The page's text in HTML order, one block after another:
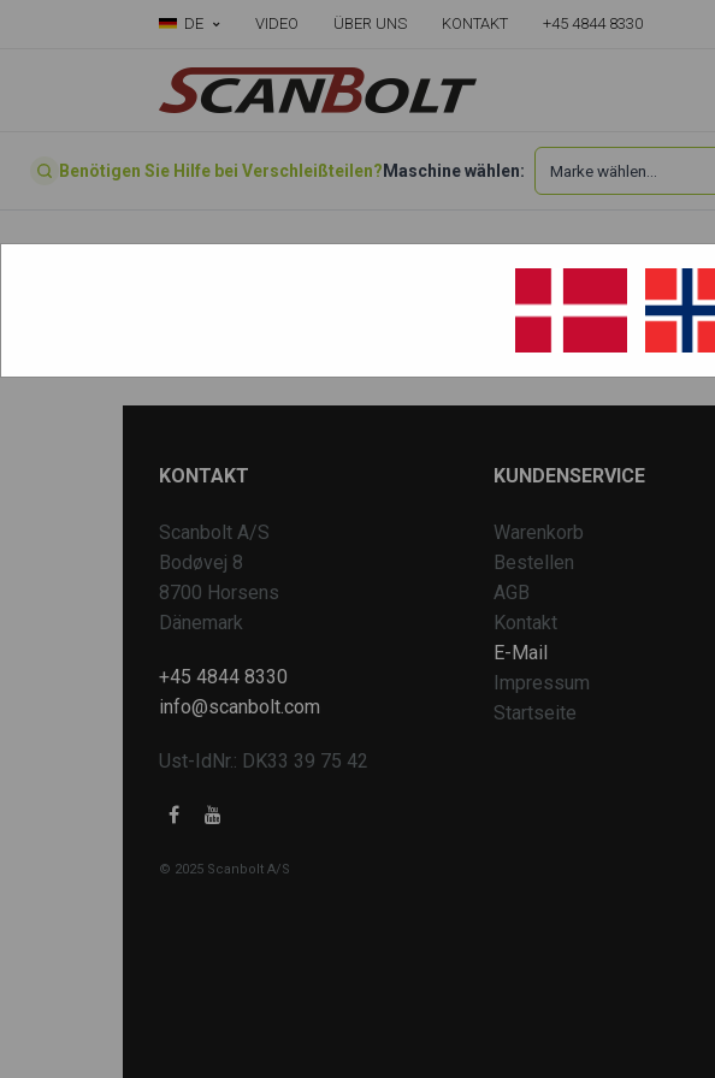
DE VIDEO ÜBER UNS KONTAKT +45 4844 8330
Benötigen Sie Hilfe bei Verschleißteilen? Maschine wählen:
ZX48 U 3
KONTAKT
Scanbolt A/S
Bodøvej 8
8700 Horsens
Dänemark
+45 4844 8330
info@scanbolt.com
Ust-IdNr.: DK33 39 75 42
© 2025 Scanbolt A/S
KUNDENSERVICE
Warenkorb
Bestellen
AGB
Kontakt
E-Mail
Impressum
Startseite